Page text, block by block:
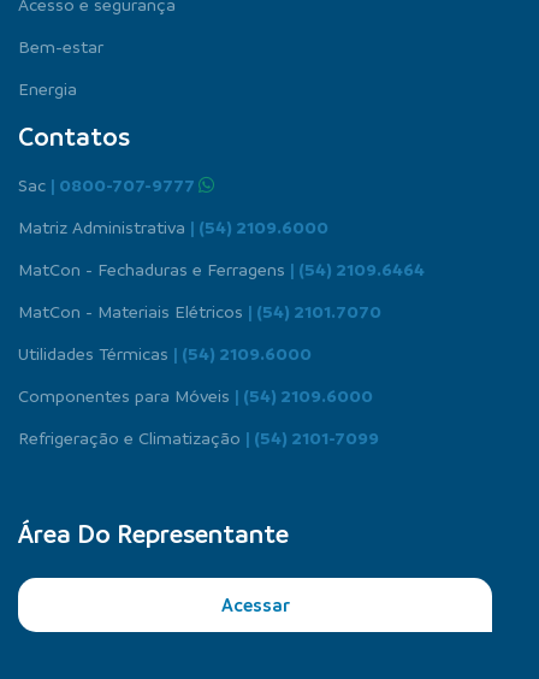
Bem-estar
Energia
Contatos
Sac | 0800-707-9777
Matriz Administrativa | (54) 2109.6000
MatCon - Fechaduras e Ferragens | (54) 2109.6464
MatCon - Materiais Elétricos | (54) 2101.7070
Utilidades Térmicas | (54) 2109.6000
Componentes para Móveis | (54) 2109.6000
Refrigeração e Climatização | (54) 2101-7099
Área Do Representante
Acessar